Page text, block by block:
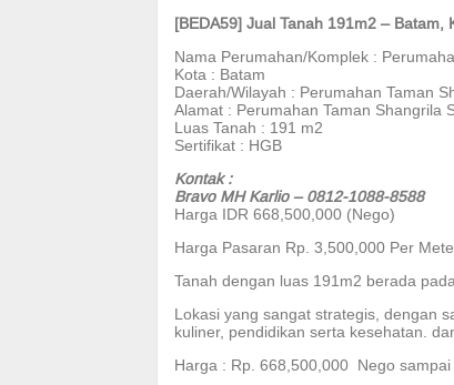
[BEDA59] Jual Tanah 191m2 – Batam,
Nama Perumahan/Komplek :
Kota : Batam
Daerah/Wilayah : Perumahan Taman
Alamat : Perumahan Taman Shangrila
Luas Tanah : 191 m2
Sertifikat : HGB
Kontak :
Bravo MH Karlio – 0812-1088-8588
Harga IDR 668,500,000 (Nego)
Harga Pasaran Rp. 3,500,000 Per
Tanah dengan luas 191m2 berada
Lokasi yang sangat strategis, dengan
kuliner, pendidikan serta kesehatan.
Harga : Rp. 668,500,000 Nego sampai